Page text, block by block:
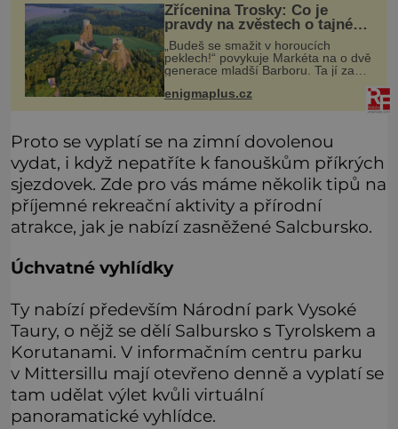
Zřícenina Trosky: Co je
pravdy na zvěstech o tajné
chodbě?
„Budeš se smažit v horoucích
peklech!“ povykuje Markéta na o dvě
generace mladší Barboru. Ta jí za
chvíli slovní palbu opětuje. První je
zarytá katolička, druhá přesvědčená
enigmaplus.cz
Proto se vyplatí se na zimní dovolenou
vydat, i když nepatříte k fanouškům příkrých
sjezdovek. Zde pro vás máme několik tipů na
příjemné rekreační aktivity a přírodní
atrakce, jak je nabízí zasněžené Salcbursko.
Úchvatné vyhlídky
Ty nabízí především Národní park Vysoké
Taury, o nějž se dělí Salbursko s Tyrolskem a
Korutanami. V informačním centru parku
v Mittersillu mají otevřeno denně a vyplatí se
tam udělat výlet kvůli virtuální
panoramatické vyhlídce.